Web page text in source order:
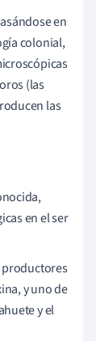
en
colonial,
(las
las
en el ser
productores
y uno de
y el